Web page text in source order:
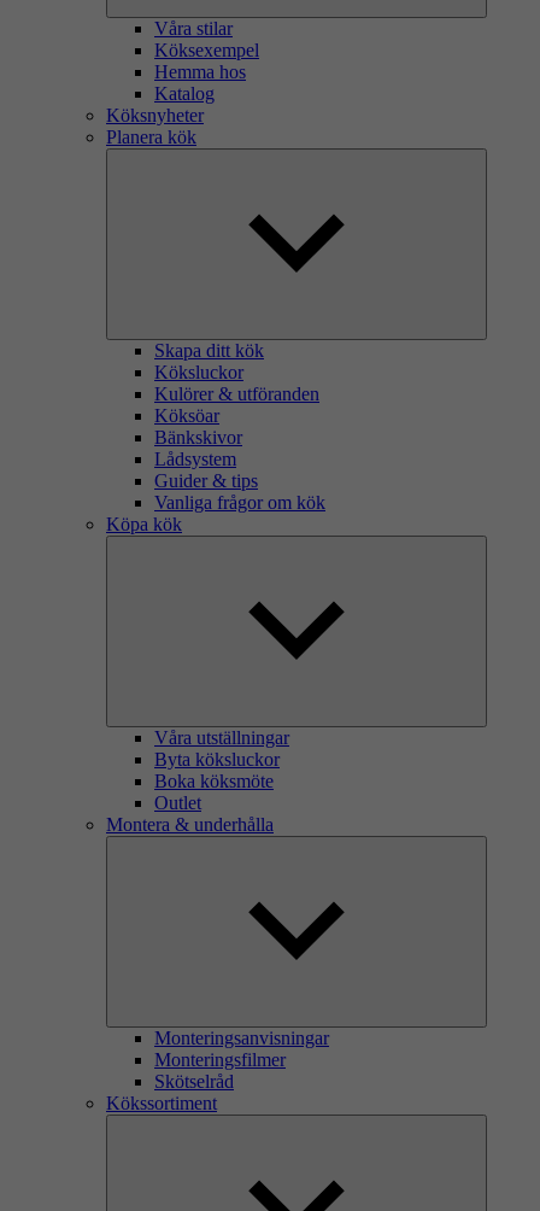
Våra stilar
Köksexempel
Hemma hos
Katalog
Köksnyheter
Planera kök
Skapa ditt kök
Köksluckor
Kulörer & utföranden
Köksöar
Bänkskivor
Lådsystem
Guider & tips
Vanliga frågor om kök
Köpa kök
Våra utställningar
Byta köksluckor
Boka köksmöte
Outlet
Montera & underhålla
Monteringsanvisningar
Monteringsfilmer
Skötselråd
Kökssortiment